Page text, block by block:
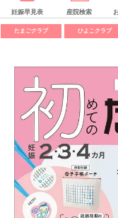
妊娠早見表 産院検索
たまごクラブ ひよこクラブ